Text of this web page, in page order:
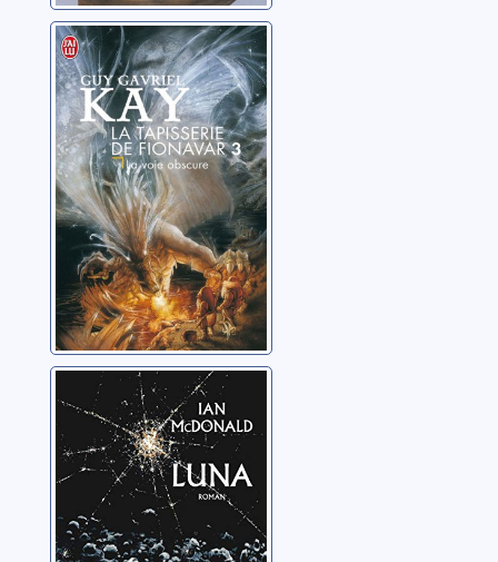
La tapisserie de
Fionavar: 03: La
voie obscure
Kay, Guy Gavriel
Luna: 01:
Nouvelle lune
McDonald, Ian